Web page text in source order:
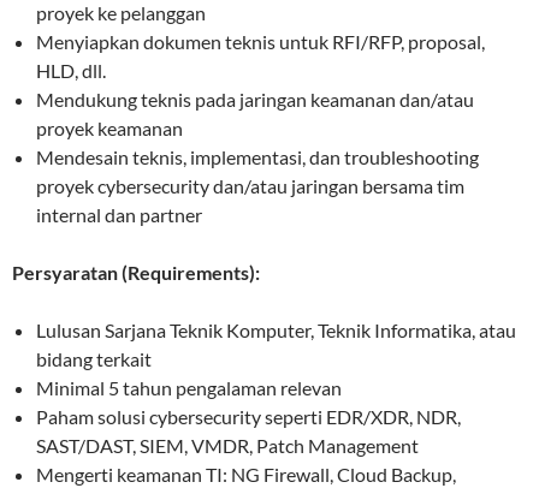
proyek ke pelanggan
Menyiapkan dokumen teknis untuk RFI/RFP, proposal,
HLD, dll.
Mendukung teknis pada jaringan keamanan dan/atau
proyek keamanan
Mendesain teknis, implementasi, dan troubleshooting
proyek cybersecurity dan/atau jaringan bersama tim
internal dan partner
Persyaratan (Requirements):
Lulusan Sarjana Teknik Komputer, Teknik Informatika, atau
bidang terkait
Minimal 5 tahun pengalaman relevan
Paham solusi cybersecurity seperti EDR/XDR, NDR,
SAST/DAST, SIEM, VMDR, Patch Management
Mengerti keamanan TI: NG Firewall, Cloud Backup,